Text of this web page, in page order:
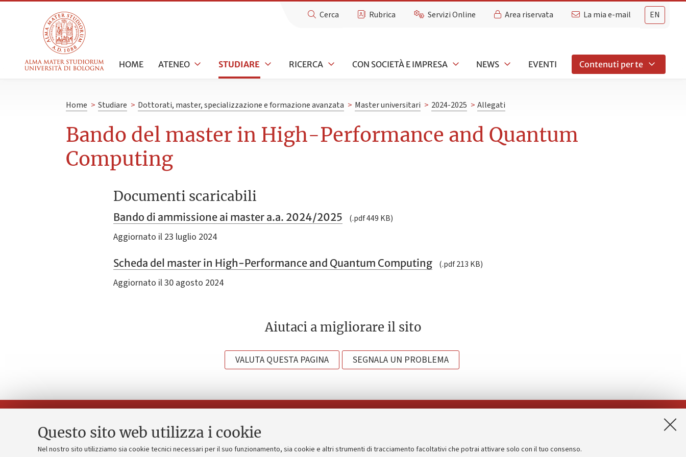
Questo sito web utilizza i cookie
Nel nostro sito utilizziamo sia cookie tecnici necessari per il suo funzionamento, sia cookie e altri strumenti di tracciamento facoltativi che potrai attivare solo con il tuo consenso.
EN
Cerca Rubrica Servizi Online Area riservata La mia e-mail
HOME ATENEO STUDIARE RICERCA CON SOCIETÀ E IMPRESA NEWS EVENTI Contenuti per te
Home > Studiare > Dottorati, master, specializzazione e formazione avanzata > Master universitari > 2024-2025 > Allegati
Bando del master in High-Performance and Quantum
Computing
Documenti scaricabili
Bando di ammissione ai master a.a. 2024/2025 (.pdf 449 KB)
Aggiornato il 23 luglio 2024
Scheda del master in High-Performance and Quantum Computing (.pdf 213 KB)
Aggiornato il 30 agosto 2024
Aiutaci a migliorare il sito
VALUTA QUESTA PAGINA SEGNALA UN PROBLEMA